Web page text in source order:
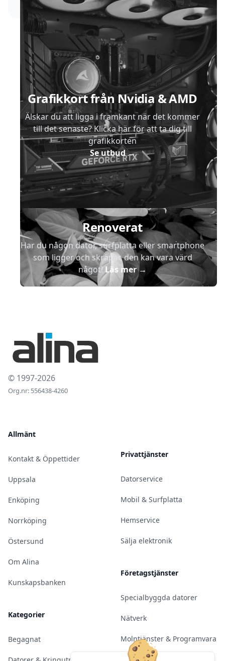
Grafikkort från Nvidia & AMD
Älskar du att ligga i framkant när det kommer
till det senaste? Klicka här för att ta dig till
grafikkorten
Se utbud→
Renoverat
Har du någon dator, surfplatta eller smartphone
som ligger och skräpar, den kan vara värd
något!Läs mer→
© 1997-2026
Org.nr: 556438-4260
Allmänt
Kontakt & Öppettider
Uppsala
Enköping
Norrköping
Östersund
Om Alina
Kunskapsbanken
Kategorier
Begagnat
Privattjänster
Datorservice
Mobil & Surfplatta
Hemservice
Sälja elektronik
Företagstjänster
Specialbyggda datorer
Nätverk
Molntjänster & Programvara